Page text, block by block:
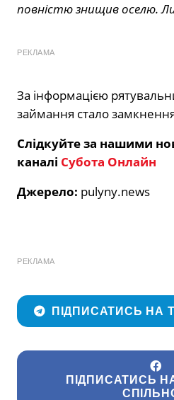
повністю знищив оселю.
РЕКЛАМА
За інформацією
займання стало
Слідкуйте за нашими
каналі Субота Онлайн
Джерело: pulyny.news
РЕКЛАМА
ПІДПИСАТИСЬ НА
ПІДПИСАТИСЬ НА